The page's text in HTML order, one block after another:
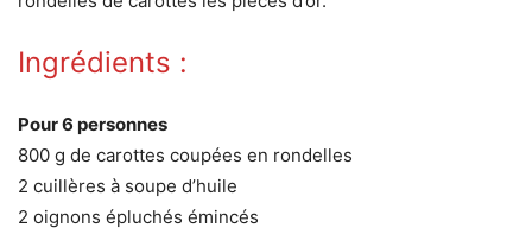
Ingrédients :
Pour 6 personnes
800 g de carottes coupées en rondelles
2 cuillères à soupe d’huile
2 oignons épluchés émincés